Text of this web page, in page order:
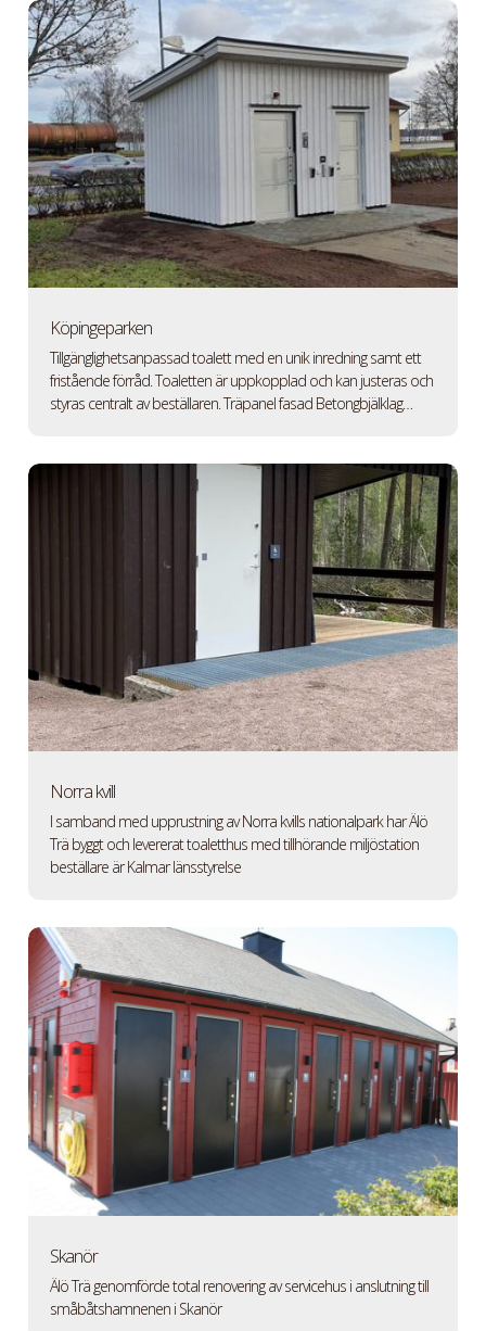
Köpingeparken
Tillgänglighetsanpassad toalett med en unik inredning samt ett
fristående förråd. Toaletten är uppkopplad och kan justeras och
styras centralt av beställaren. Träpanel fasad Betongbjälklag…
Norra kvill
I samband med upprustning av Norra kvills nationalpark har Älö
Trä byggt och levererat toaletthus med tillhörande miljöstation
beställare är Kalmar länsstyrelse
Skanör
Älö Trä genomförde total renovering av servicehus i anslutning till
småbåtshamnenen i Skanör